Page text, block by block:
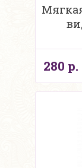
280 р.